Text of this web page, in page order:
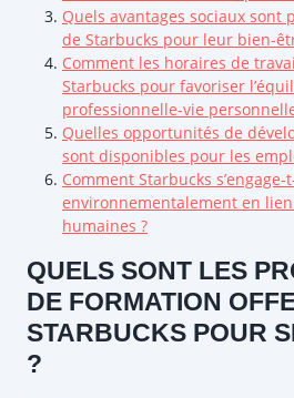
Quels avantages sociaux sont
de Starbucks pour leur bien-
Comment les horaires de
Starbucks pour favoriser
professionnelle-vie
Quelles opportunités de
sont disponibles pour les
Comment Starbucks
environnementalement en lien
humaines ?
QUELS SONT LES
DE FORMATION
STARBUCKS POUR
?